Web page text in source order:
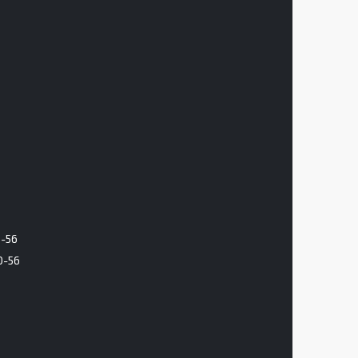
56
56